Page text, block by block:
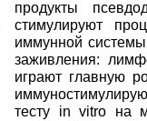
продукты
стимулируют
иммунной
заживления:
играют главную
тесту in vitro на